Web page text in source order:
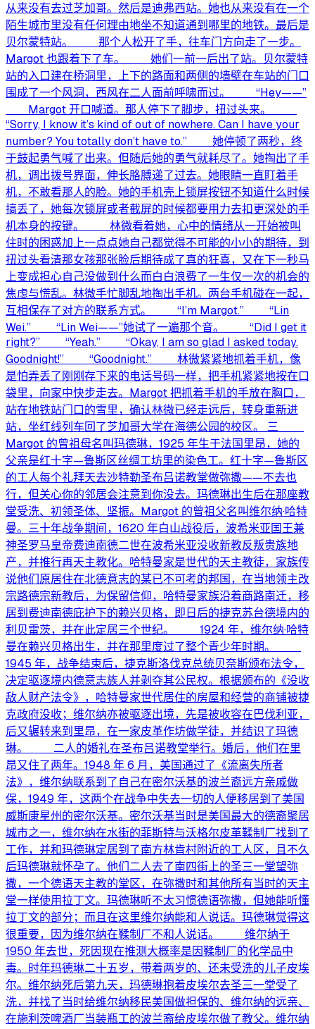
从来没有去过芝加哥。然后是迪弗西站。她也从来没有在一个
陌生城市里没有任何理由地坐不知道通到哪里的地铁。最后是
贝尔蒙特站。 那个人松开了手，往车门方向走了一步。
Margot 也跟着下了车。 她们一前一后出了站。贝尔蒙特
站的入口建在桥洞里，上下的路面和两侧的墙壁在车站的门口
围成了一个风洞，西风在二人面前呼啸而过。 “Hey——”
Margot 开口喊道。那人停下了脚步，扭过头来。
“Sorry, I know it’s kind of out of nowhere. Can I have your
number? You totally don’t have to.” 她停顿了两秒，终
于鼓起勇气喊了出来。但随后她的勇气就耗尽了。她掏出了手
机，调出拨号界面，伸长胳膊递了过去。她眼睛一直盯着手
机，不敢看那人的脸。她的手机壳上锁屏按钮不知道什么时候
搞丢了，她每次锁屏或者截屏的时候都要用力去扣更深处的手
机本身的按键。 林微看着她，心中的情绪从一开始被叫
住时的困惑加上一点点她自己都觉得不可能的小小的期待，到
扭过头看清那女孩那张脸后期待成了真的狂喜，又在下一秒马
上变成担心自己没做到什么而白白浪费了一生仅一次的机会的
焦虑与慌乱。林微手忙脚乱地掏出手机。两台手机碰在一起，
互相保存了对方的联系方式。 “I’m Margot.” “Lin
Wei.” “Lin Wei——”她试了一遍那个音。 “Did I get it
right?” “Yeah.” “Okay, I am so glad I asked today.
Goodnight!” “Goodnight.” 林微紧紧地抓着手机，像
是怕弄丢了刚刚存下来的电话号码一样，把手机紧紧地按在口
袋里，向家中快步走去。Margot 把抓着手机的手放在胸口，
站在地铁站门口的雪里，确认林微已经走远后，转身重新进
站，坐红线列车回了芝加哥大学在海德公园的校区。 三
Margot 的曾祖母名叫玛德琳，1925 年生于法国里昂，她的
父亲是红十字—鲁斯区丝绸工坊里的染色工。红十字—鲁斯区
的工人每个礼拜天去沙特勒圣布吕诺教堂做弥撒——不去也
行，但关心你的邻居会注意到你没去。玛德琳出生后在那座教
堂受洗、初领圣体、坚振。Margot 的曾祖父名叫维尔纳·哈特
曼。三十年战争期间，1620 年白山战役后，波希米亚国王兼
神圣罗马皇帝费迪南德二世在波希米亚没收新教反叛贵族地
产，并推行再天主教化。哈特曼家是世代的天主教徒，家族传
说他们原居住在北德意志的某已不可考的邦国，在当地领主改
宗路德宗新教后，为保留信仰，哈特曼家族沿着商路南迁，移
居到费迪南德庇护下的赖兴贝格，即日后的捷克苏台德境内的
利贝雷茨，并在此定居三个世纪。 1924 年，维尔纳·哈特
曼在赖兴贝格出生，并在那里度过了整个青少年时期。
1945 年，战争结束后，捷克斯洛伐克总统贝奈斯颁布法令，
决定驱逐境内德意志族人并剥夺其公民权。根据颁布的《没收
敌人财产法令》，哈特曼家世代居住的房屋和经营的商铺被捷
克政府没收；维尔纳亦被驱逐出境，先是被收容在巴伐利亚，
后又辗转来到里昂，在一家皮革作坊做学徒，并结识了玛德
琳。 二人的婚礼在圣布吕诺教堂举行。婚后，他们在里
昂又住了两年。1948 年 6 月，美国通过了《流离失所者
法》，维尔纳联系到了自己在密尔沃基的波兰裔远方亲戚做
保，1949 年，这两个在战争中失去一切的人便移居到了美国
威斯康星州的密尔沃基。密尔沃基当时是美国最大的德裔聚居
城市之一，维尔纳在水街的菲斯特与沃格尔皮革鞣制厂找到了
工作，并和玛德琳定居到了南方林肯村附近的工人区，且不久
后玛德琳就怀孕了。他们二人去了南四街上的圣三一堂望弥
撒，一个德语天主教的堂区，在弥撒时和其他所有当时的天主
堂一样使用拉丁文。玛德琳听不太习惯德语弥撒，但她能听懂
拉丁文的部分；而且在这里维尔纳能和人说话。玛德琳觉得这
很重要，因为维尔纳在鞣制厂不和人说话。 维尔纳于
1950 年去世，死因现在推测大概率是因鞣制厂的化学品中
毒。时年玛德琳二十五岁，带着两岁的、还未受洗的儿子皮埃
尔。维尔纳死后第九天，玛德琳抱着皮埃尔去圣三一堂受了
洗，并找了当时给维尔纳移民美国做担保的、维尔纳的远亲、
在施利茨啤酒厂当装瓶工的波兰裔给皮埃尔做了教父。维尔纳